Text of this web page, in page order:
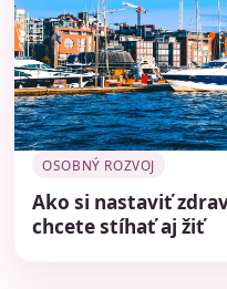
OSOBNÝ ROZVOJ
Ako si nastaviť
chcete stíhať aj žiť